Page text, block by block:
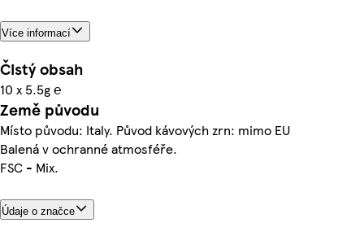
Více informací
Čistý obsah
10 x 5.5g ℮
Země původu
Místo původu: Italy. Původ kávových zrn: mimo EU
Balená v ochranné atmosféře.
FSC - Mix.
Údaje o značce